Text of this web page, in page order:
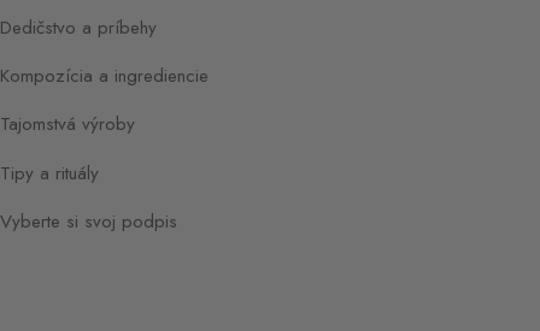
Dedičstvo a príbehy
Kompozícia a ingrediencie
Tajomstvá výroby
Tipy a rituály
Vyberte si svoj podpis